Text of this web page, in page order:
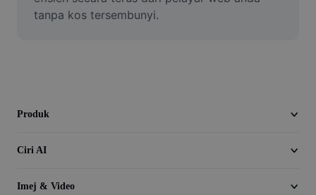
Pangkas Video
tanpa kos tersembunyi.
Produk
Ciri AI
Imej & Video